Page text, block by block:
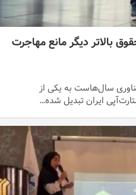
بالاتر دیگر مانع مهاجرت
سال‌هاست به یکی از
ایران تبدیل شده…